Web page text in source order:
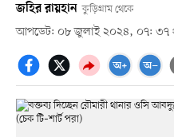
জহির রায়হান কুড়িগ্রাম থেকে
আপডেট: ০৮ জুলাই ২০২৪, ০৭: ৩৭